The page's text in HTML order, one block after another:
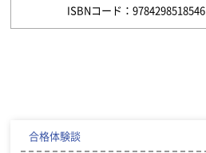
ISBNコード：9784298518546
合格体験談